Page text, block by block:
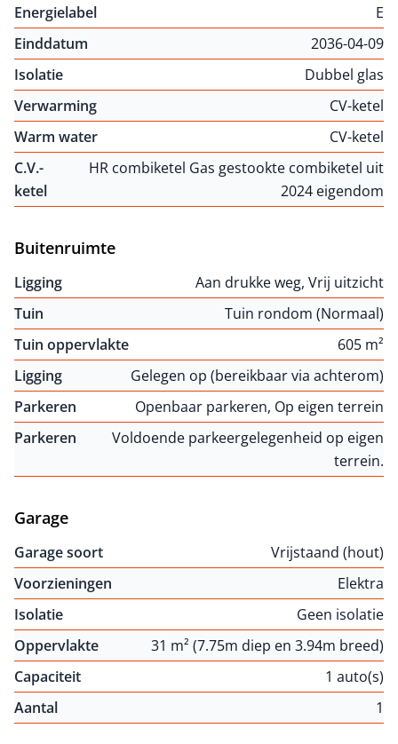
Energielabel
E
Einddatum
2036-04-09
Isolatie
Dubbel glas
Verwarming
CV-ketel
Warm water
CV-ketel
C.V.-
ketel
HR combiketel Gas gestookte combiketel uit
2024 eigendom
Buitenruimte
Ligging
Aan drukke weg, Vrij uitzicht
Tuin
Tuin rondom (Normaal)
Tuin oppervlakte
605 m²
Ligging
Gelegen op (bereikbaar via achterom)
Parkeren
Openbaar parkeren, Op eigen terrein
Parkeren
Voldoende parkeergelegenheid op eigen
terrein.
Garage
Garage soort
Vrijstaand (hout)
Voorzieningen
Elektra
Isolatie
Geen isolatie
Oppervlakte
31 m² (7.75m diep en 3.94m breed)
Capaciteit
1 auto(s)
Aantal
1